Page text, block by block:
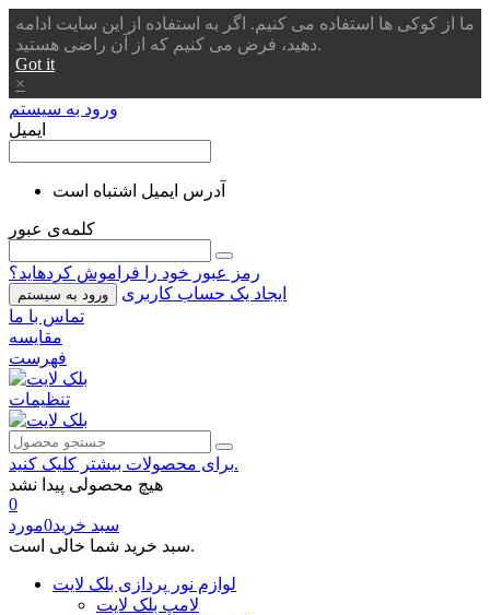
ما از کوکی ها استفاده می کنیم. اگر به استفاده از این سایت ادامه
دهید، فرض می کنیم که از آن راضی هستید.
Got it
×
ورود به سیستم
ایمیل
آدرس ایمیل اشتباه است
کلمه‌ی عبور
رمز عبور خود را فراموش کردهاید؟
ورود به سیستم
ایجاد یک حساب کاربری
تماس با ما
مقایسه
فهرست
تنظیمات
برای محصولات بیشتر کلیک کنید.
هیچ محصولی پیدا نشد
0
سبد خرید0مورد
سبد خرید شما خالی است.
لوازم نور پردازی بلک لایت
لامپ بلک لایت